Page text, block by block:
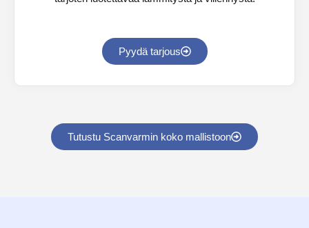
Pyydä tarjous
Tutustu Scanvarmin koko mallistoon